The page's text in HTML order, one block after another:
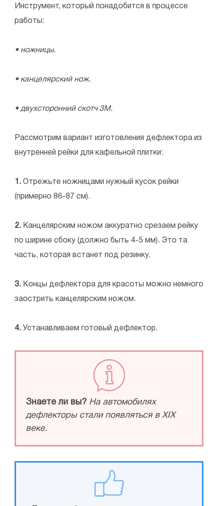
Инструмент, который понадобится в процессе
работы:
• ножницы.
• канцелярский нож.
• двухсторонний скотч 3М.
Рассмотрим вариант изготовления дефлектора из
внутренней рейки для кафельной плитки:
1. Отрежьте ножницами нужный кусок рейки
(примерно 86-87 см).
2. Канцелярским ножом аккуратно срезаем рейку
по ширине сбоку (должно быть 4-5 мм). Это та
часть, которая встанет под резинку.
3. Концы дефлектора для красоты можно немного
заострить канцелярским ножом.
4. Устанавливаем готовый дефлектор.
Знаете ли вы? На автомобилях
дефлекторы стали появляться в ХІХ
веке.